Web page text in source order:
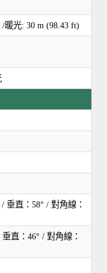
暖光: 30 m (98.43 ft)
/ 垂直：58° / 對角線：
垂直：46° / 對角線：